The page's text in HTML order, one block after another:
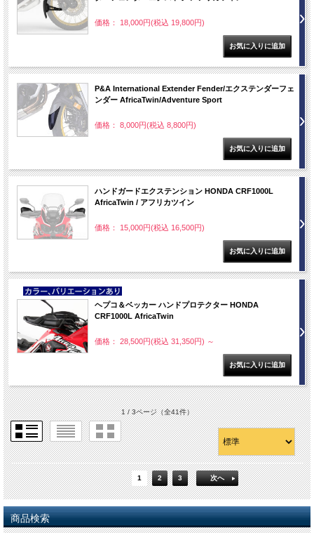
価格： 18,000円(税込 19,800円)
P&A International Extender Fender/エクステンダーフェ
ンダー AfricaTwin/Adventure Sport
価格： 8,000円(税込 8,800円)
ハンドガードエクステンション HONDA CRF1000L
AfricaTwin / アフリカツイン
価格： 15,000円(税込 16,500円)
NEW
ヘプコ＆ベッカー ハンドプロテクター HONDA
CRF1000L AfricaTwin
価格： 28,500円(税込 31,350円) ～
1 / 3ページ（全41件）
1 2 3 次へ
商品検索